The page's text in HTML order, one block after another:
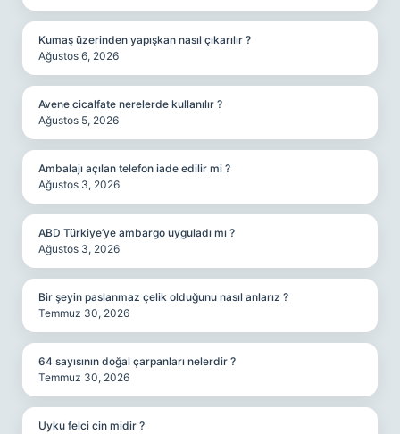
Kumaş üzerinden yapışkan nasıl çıkarılır ?
Ağustos 6, 2026
Avene cicalfate nerelerde kullanılır ?
Ağustos 5, 2026
Ambalajı açılan telefon iade edilir mi ?
Ağustos 3, 2026
ABD Türkiye’ye ambargo uyguladı mı ?
Ağustos 3, 2026
Bir şeyin paslanmaz çelik olduğunu nasıl anlarız ?
Temmuz 30, 2026
64 sayısının doğal çarpanları nelerdir ?
Temmuz 30, 2026
Uyku felci cin midir ?